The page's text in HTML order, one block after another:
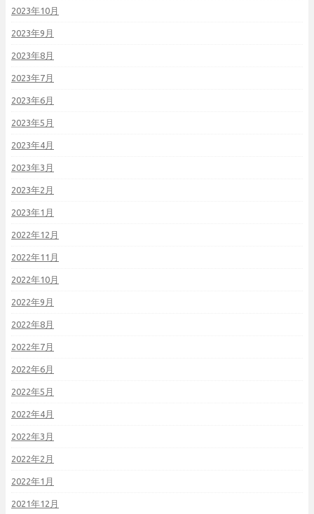
2023年10月
2023年9月
2023年8月
2023年7月
2023年6月
2023年5月
2023年4月
2023年3月
2023年2月
2023年1月
2022年12月
2022年11月
2022年10月
2022年9月
2022年8月
2022年7月
2022年6月
2022年5月
2022年4月
2022年3月
2022年2月
2022年1月
2021年12月